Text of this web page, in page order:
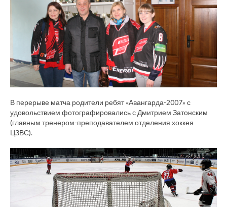
В перерыве матча родители ребят «Авангарда-2007» с
удовольствием фотографировались с Дмитрием Затонским
(главным тренером-преподавателем отделения хоккея
ЦЗВС).